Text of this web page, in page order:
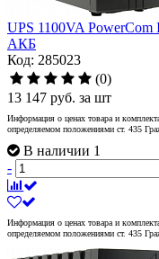
UPS 1100VA
АКБ
Код: 285023
(0)
13 147 руб. за шт
Информация о ценах товара и
определяемом положениями ст. 435
В наличии 1
-
Информация о ценах товара и
определяемом положениями ст. 435